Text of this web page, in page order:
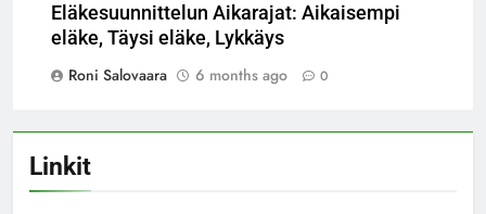
Eläkesuunnittelun Aikarajat: Aikaisempi
eläke, Täysi eläke, Lykkäys
Roni Salovaara
6 months ago 0
Linkit